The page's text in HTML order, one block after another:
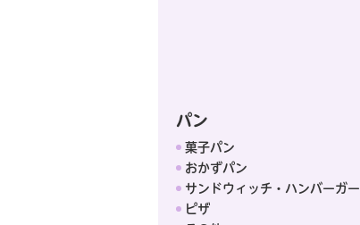
パン
菓子パン
おかずパン
サンドウィッチ・ハンバーガー
ピザ